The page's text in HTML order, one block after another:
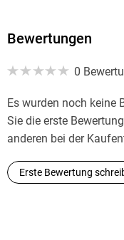
Bewertungen
0
Es wurden noch keine
Sie die erste
anderen bei der
Erste Bewertung